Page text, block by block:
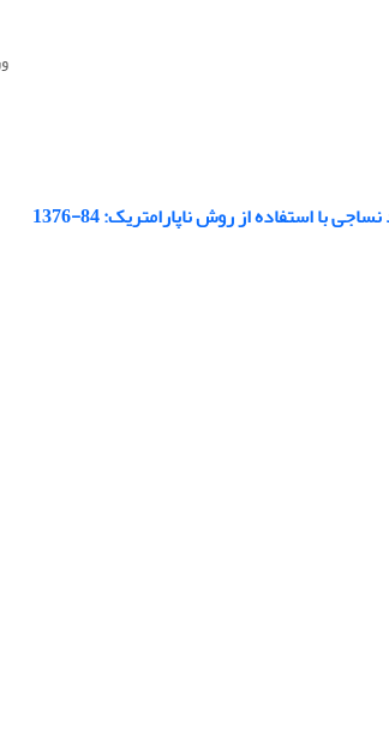
با استفاده از روش‌ ناپارامتریک: 84-1376